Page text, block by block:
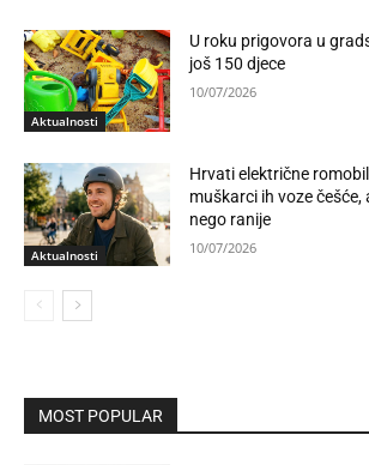
Aktualnosti
U roku prigovora u
još 150 djece
10/07/2026
Aktualnosti
Hrvati električne
muškarci ih voze češće,
nego ranije
10/07/2026
MOST POPULAR